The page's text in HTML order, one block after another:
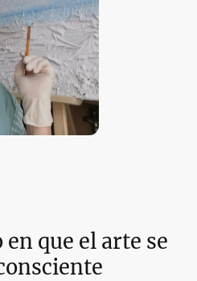
que el arte se